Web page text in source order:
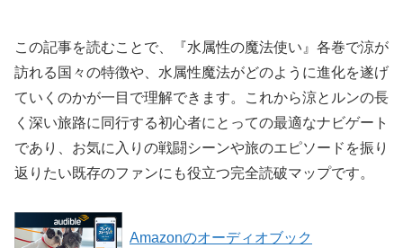
この記事を読むことで、『水属性の魔法使い』各巻で涼が
訪れる国々の特徴や、水属性魔法がどのように進化を遂げ
ていくのかが一目で理解できます。これから涼とルンの長
く深い旅路に同行する初心者にとっての最適なナビゲート
であり、お気に入りの戦闘シーンや旅のエピソードを振り
返りたい既存のファンにも役立つ完全読破マップです。
Amazonのオーディオブック